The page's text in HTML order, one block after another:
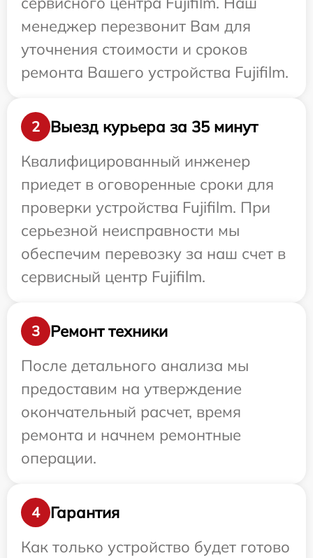
менеджер перезвонит Вам для
уточнения стоимости и сроков
ремонта Вашего устройства Fujifilm.
2
Выезд курьера за 35 минут
Квалифицированный инженер
приедет в оговоренные сроки для
проверки устройства Fujifilm. При
серьезной неисправности мы
обеспечим перевозку за наш счет в
сервисный центр Fujifilm.
3
Ремонт техники
После детального анализа мы
предоставим на утверждение
окончательный расчет, время
ремонта и начнем ремонтные
операции.
4
Гарантия
Как только устройство будет готово